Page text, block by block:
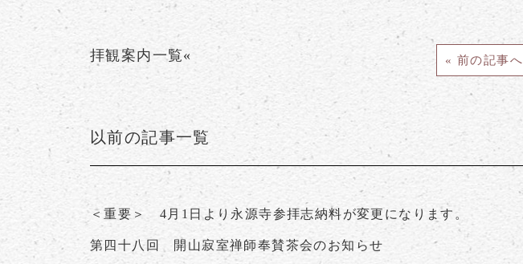
拝観案内一覧« « 前の記事へ
以前の記事一覧
＜重要＞ 4月1日より永源寺参拝志納料が変更になります。
第四十八回 開山寂室禅師奉賛茶会のお知らせ